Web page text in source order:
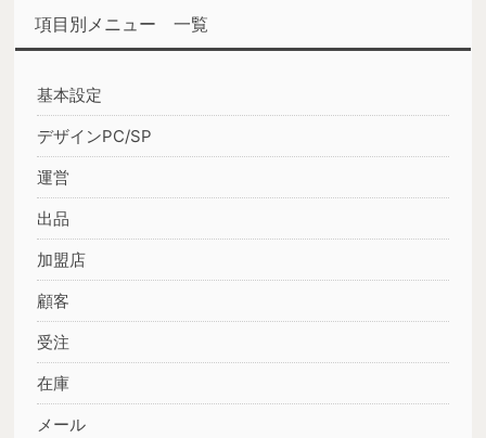
項目別メニュー 一覧
基本設定
デザインPC/SP
運営
出品
加盟店
顧客
受注
在庫
メール